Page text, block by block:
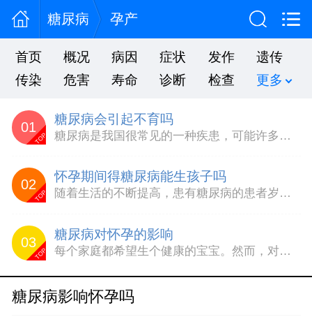
糖尿病 孕产
首页 概况 病因 症状 发作
遗传
传染
危害 寿命 诊断 检查 更多
01
TOP
糖尿病会引起不育吗
糖尿病是我国很常见的一种疾患，可能许多人在得病以前并不知道糖尿病会导致男性不育吗这一问题的答案，而往往是在结婚以后，才发现自己结婚多年一无所出，到底糖尿病是不是男性不育原因，下文将揭晓一切。在很多人看来，糖尿病和不孕不育这两者之间是扯不上关系的，但真的如此吗？不孕不育医院专家指出糖尿病是男性不育原因，且导致男性不育的原因是多方面的1、精子活力不佳。精子活力不...
02
TOP
怀孕期间得糖尿病能生孩子吗
随着生活的不断提高，患有糖尿病的患者岁数一直在不断地提前，儿童也会有患糖尿病的危险，现在我们就有一个疑问了，糖尿病患者可以怀孕生孩子吗？怀孕生孩子对普通人来说再简单不过了，但是对糖尿病患者的女性怀孕生孩子却是一个很大的问题。娠糖尿病是由于高血糖引起的，但并不代表得了妊娠糖尿病就不能摄入糖，而且摄入适量的糖还是必须的，因为胎儿在成长期间所需营养非常多，如果供应...
03
TOP
糖尿病对怀孕的影响
每个家庭都希望生个健康的宝宝。然而，对于患有糖尿病患者的孕妇来说，自己患有糖尿病会不会影响宝宝的健康生长呢?本身患有糖尿病就已经给自己带来很大的灾难了，不想再把灾难发生到无辜的孩子身上。带着这一系列问题，我们请专家给大家解答吧。1、糖尿病孕妇易发生死胎，多发生在妊娠36周后。2、糖尿病孕妇胎儿畸形发生率达百分之14到25，比非糖尿病孕妇高2-3倍，多为中枢神...
糖尿病影响怀孕吗